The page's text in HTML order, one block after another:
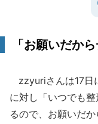
「お願いだか
zzyuriさんは17日
に対し「いつでも
るので、お願いだ